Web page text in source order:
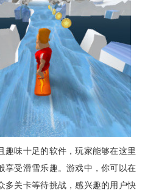
趣味十足的软件，玩家能够在这里
享受滑雪乐趣。游戏中，你可以在
多关卡等待挑战，感兴趣的用户快